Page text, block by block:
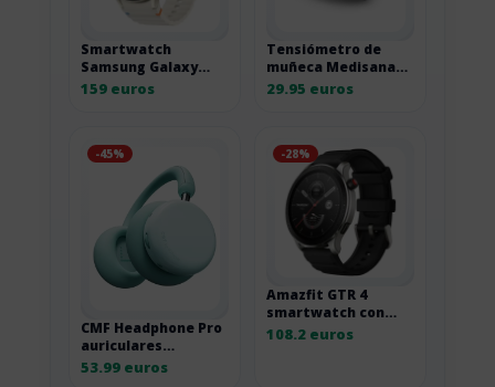
Smartwatch
Samsung Galaxy
Watch7 Bluetooth
159 euros
Tensiómetro de
muñeca Medisana
BW 360 connect
29.95 euros
-45%
CMF Headphone Pro
auriculares
Bluetooth over-ear
53.99 euros
-28%
Amazfit GTR 4
smartwatch con
GPS y 150 modos
108.2 euros